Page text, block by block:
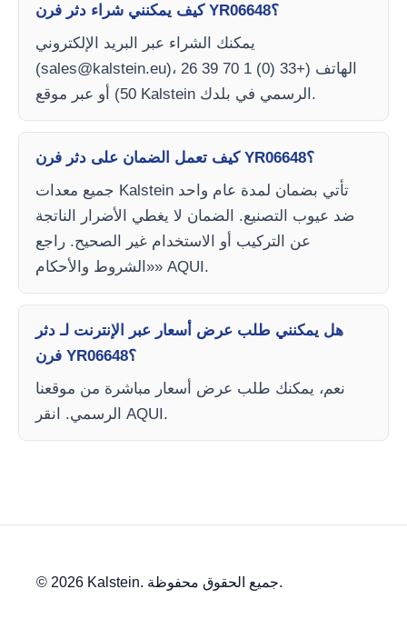
كيف يمكنني شراء دثر فرن YR06648؟
يمكنك الشراء عبر البريد الإلكتروني
(sales@kalstein.eu)، الهاتف (+33 (0) 1 70 39 26
50) أو عبر موقع Kalstein الرسمي في بلدك.
كيف تعمل الضمان على دثر فرن YR06648؟
جميع معدات Kalstein تأتي بضمان لمدة عام واحد
ضد عيوب التصنيع. الضمان لا يغطي الأضرار الناتجة
عن التركيب أو الاستخدام غير الصحيح. راجع
«الشروط والأحكام» AQUI.
هل يمكنني طلب عرض أسعار عبر الإنترنت لـ دثر
فرن YR06648؟
نعم، يمكنك طلب عرض أسعار مباشرة من موقعنا
الرسمي. انقر AQUI.
© 2026 Kalstein. جميع الحقوق محفوظة.